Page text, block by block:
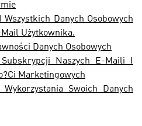
Wszystkich Danych Osobowych
Użytkownika.
Danych Osobowych
Naszych E-Maili I
Marketingowych
Wykorzystania Swoich Danych